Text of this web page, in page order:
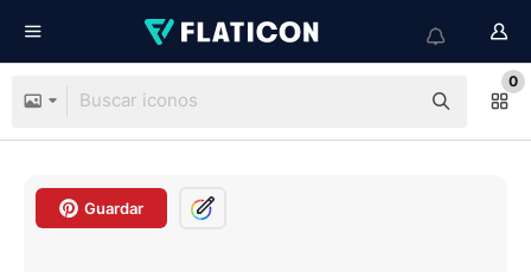
0
Guardar